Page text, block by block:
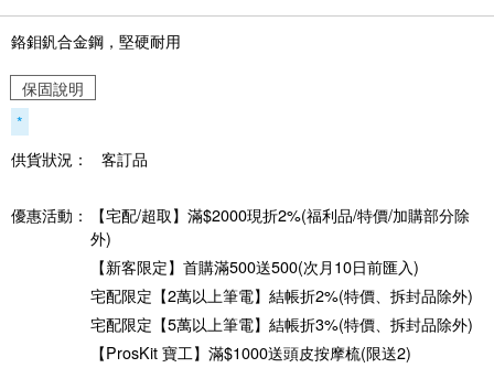
鉻鉬釩合金鋼，堅硬耐用
保固說明
*
供貨狀況：
客訂品
優惠活動：
【宅配/超取】滿$2000現折2%(福利品/特價/加購部分除
外)
【新客限定】首購滿500送500(次月10日前匯入)
宅配限定【2萬以上筆電】結帳折2%(特價、拆封品除外)
宅配限定【5萬以上筆電】結帳折3%(特價、拆封品除外)
【ProsKit 寶工】滿$1000送頭皮按摩梳(限送2)